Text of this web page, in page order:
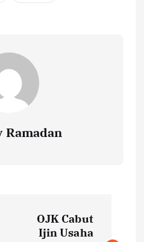
OJK Cabut
Ijin Usaha